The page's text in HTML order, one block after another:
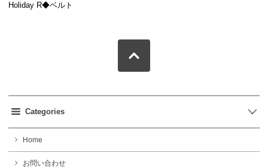
Holiday R◆ベルト
Categories
Home
お問い合わせ